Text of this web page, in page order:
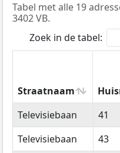
Tabel met alle 19
3402 VB.
Zoek in de tabel:
Straatnaam
Straatnaam
Televisiebaan 41
Televisiebaan
43